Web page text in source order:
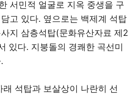
서민적 얼굴로 지옥 중생을 구
고 있다. 옆으로는 백제계 석탑
지 삼층석탑(문화유산자료 제2
있다. 지붕돌의 경쾌한 곡선미
석탑과 보살상이 나란히 선